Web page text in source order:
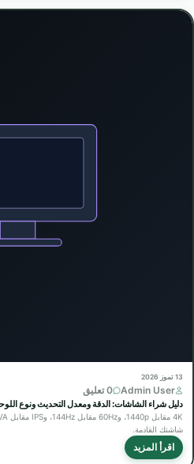
13 تموز 2026
Admin User 0 تعليق
دليل شراء الشاشات: الدقة ومعدل التحديث ونوع
شاشتك القادمة.
اقرأ المزيد